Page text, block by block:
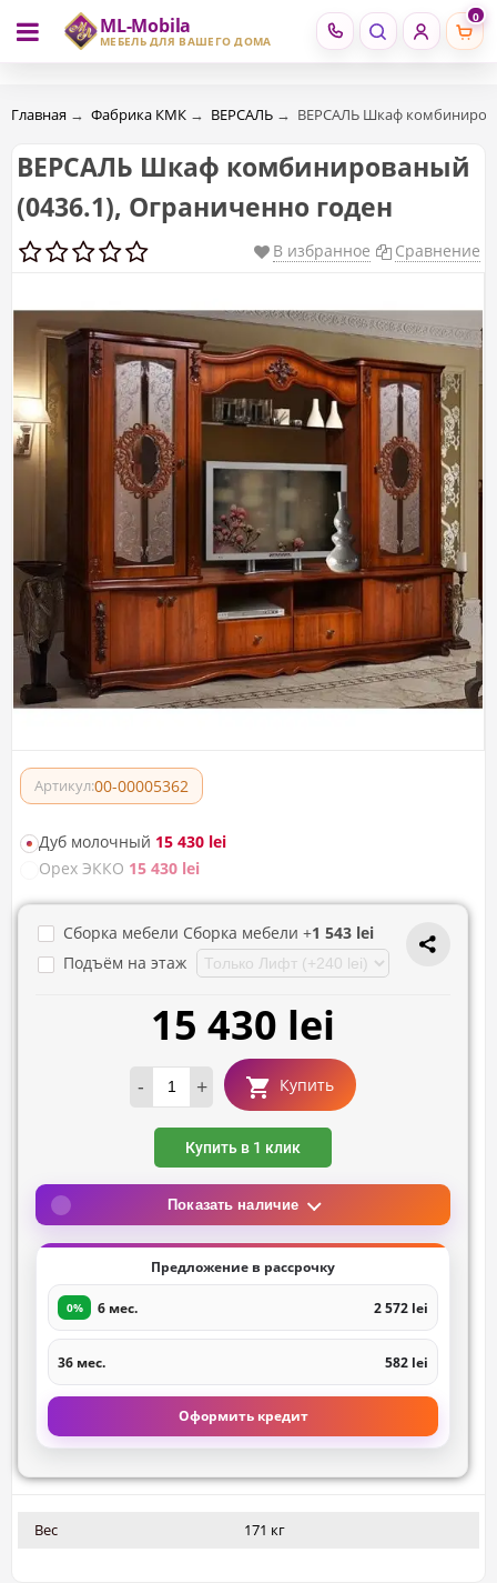
ML-Mobila
МЕБЕЛЬ ДЛЯ ВАШЕГО ДОМА
0
RU RO
Главная → Фабрика КМК → ВЕРСАЛЬ → ВЕРСАЛЬ Шкаф
ВЕРСАЛЬ Шкаф комбинированый
(0436.1), Ограниченно годен
В избранное Сравнение
Артикул:00-00005362
Дуб молочный 15 430 lei
Орех ЭККО 15 430 lei
Сборка мебели Сборка мебели +1 543 lei
Подъём на этаж
15 430 lei
- + Купить
Купить в 1 клик
Показать наличие
Предложение в рассрочку
0% 6 мес. 2 572 lei
36 мес. 582 lei
Оформить кредит
Вес 171 кг